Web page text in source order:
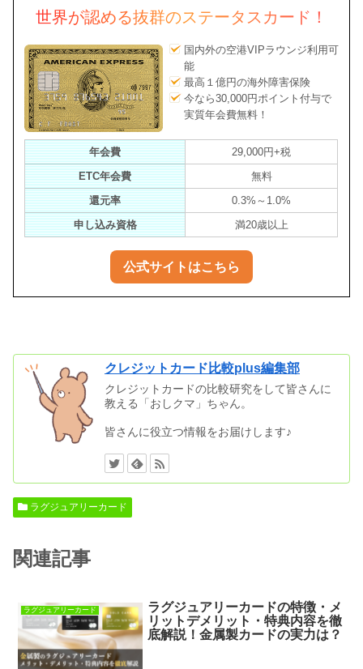
世界が認める抜群のステータスカード！
国内外の空港VIPラウンジ利用可
能
最高１億円の海外障害保険
今なら30,000円ポイント付与で
実質年会費無料！
年会費
29,000円+税
ETC年会費
無料
還元率
0.3%～1.0%
申し込み資格
満20歳以上
公式サイトはこちら
クレジットカード比較plus編集部
クレジットカードの比較研究をして皆さんに
教える「おしクマ」ちゃん。
皆さんに役立つ情報をお届けします♪
ラグジュアリーカード
関連記事
ラグジュアリーカード
ラグジュアリーカードの特徴・メ
リットデメリット・特典内容を徹
底解説！金属製カードの実力は？